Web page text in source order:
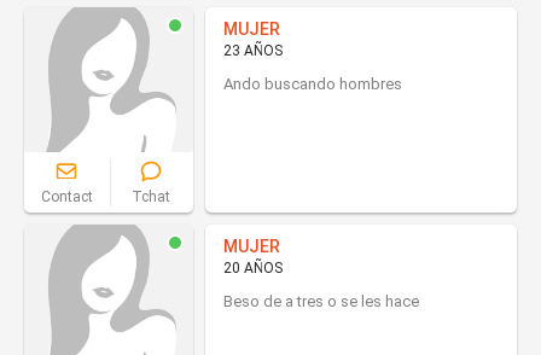
Contact Tchat
MUJER
23 AÑOS
Ando buscando hombres
MUJER
20 AÑOS
Beso de a tres o se les hace